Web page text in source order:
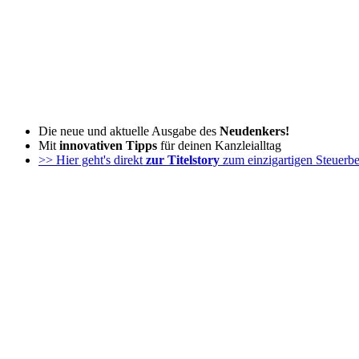
Die neue und aktuelle Ausgabe des Neudenkers!
Mit innovativen Tipps für deinen Kanzleialltag
>> Hier geht's direkt zur Titelstory zum einzigartigen